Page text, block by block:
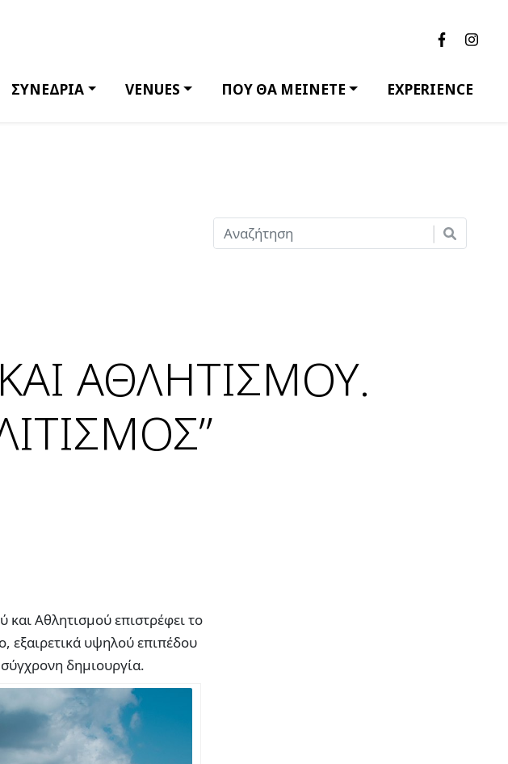
ΣΥΝΕΔΡΙΑ VENUES ΠΟΥ ΘΑ ΜΕΙΝΕΤΕ EXPERIENCE
ΑΘΛΗΤΙΣΜΟΥ.
Αθλητισμού επιστρέφει το
εξαιρετικά υψηλού επιπέδου
δημιουργία.